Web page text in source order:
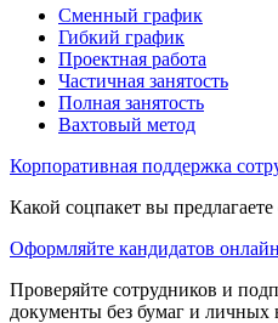
Сменный график
Гибкий график
Проектная работа
Частичная занятость
Полная занятость
Вахтовый метод
Корпоративная поддержка
Какой соцпакет вы
Оформляйте кандидатов онлайн
Проверяйте сотрудников и
документы без бумаг и личных